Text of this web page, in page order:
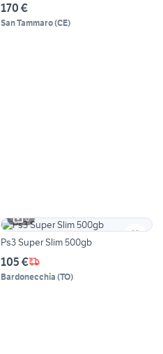
170 €
San Tammaro(CE)
6
Ps3 Super Slim 500gb
105 €
Bardonecchia (TO)